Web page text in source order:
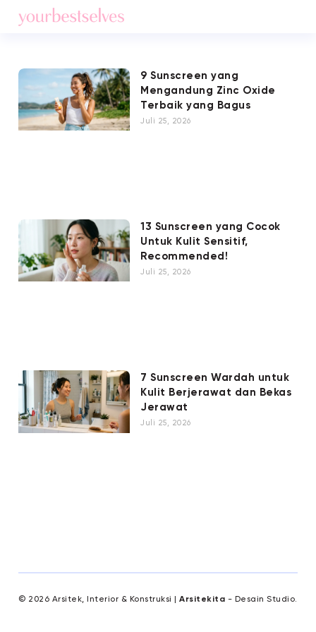
9 Sunscreen yang
Mengandung Zinc Oxide
Terbaik yang Bagus
Juli 25, 2026
13 Sunscreen yang Cocok
Untuk Kulit Sensitif,
Recommended!
Juli 25, 2026
7 Sunscreen Wardah untuk
Kulit Berjerawat dan Bekas
Jerawat
Juli 25, 2026
© 2026 Arsitek, Interior & Konstruksi |Arsitekita - Desain Studio.